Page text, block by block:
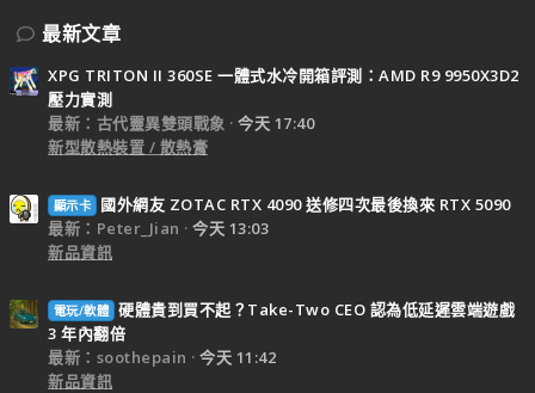
最新文章
XPG TRITON II 360SE 一體式水冷開箱評測：AMD R9 9950X3D2
壓力實測
最新：古代靈異雙頭戰象
今天 17:40
新型散熱裝置 / 散熱膏
顯示卡
國外網友 ZOTAC RTX 4090 送修四次最後換來 RTX 5090
最新：Peter_Jian
今天 13:03
新品資訊
電玩/軟體 硬體貴到買不起？Take-Two CEO 認為低延遲雲端遊戲
3 年內翻倍
最新：soothepain
今天 11:42
新品資訊